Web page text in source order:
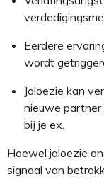
Eerdere
wordt
Jaloezie kan
nieuwe partner
bij je ex.
Hoewel jaloezie
signaal van